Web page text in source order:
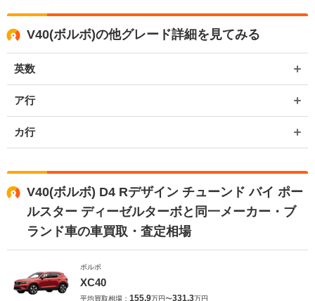
V40(ボルボ)の他グレード詳細を見てみる
英数
ア行
カ行
V40(ボルボ) D4 Rデザイン チューンド バイ ポー
ルスター ディーゼルターボと同一メーカー・ブ
ランド車の車買取・査定相場
ボルボ
XC40
平均買取相場： 155.9万円〜331.3万円